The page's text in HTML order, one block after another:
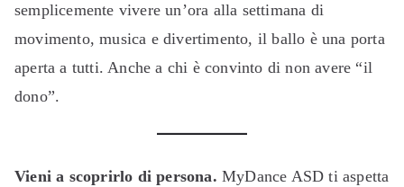
semplicemente vivere un’ora alla settimana di
movimento, musica e divertimento, il ballo è una porta
aperta a tutti. Anche a chi è convinto di non avere “il
dono”.
Vieni a scoprirlo di persona. MyDance ASD ti aspetta